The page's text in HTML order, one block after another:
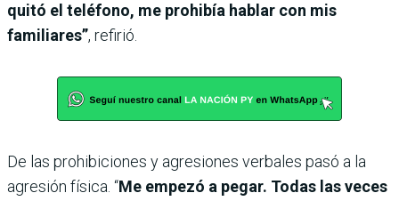
quitó el teléfono, me prohibía hablar con mis
familiares”, refirió.
De las prohibiciones y agresiones verbales pasó a la
agresión física. “Me empezó a pegar. Todas las veces